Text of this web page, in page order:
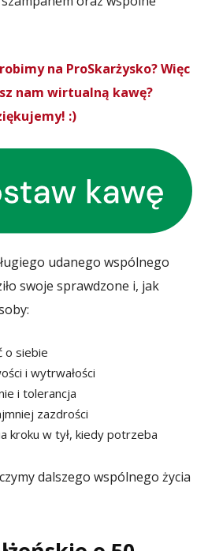
na ProSkarżysko? Więc
nam wirtualną kawę?
:)
udanego wspólnego
swoje sprawdzone i, jak
o siebie
i wytrwałości
i tolerancja
zazdrości
kroku w tył, kiedy potrzeba
dalszego wspólnego życia